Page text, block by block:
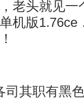
老头就见一
机版1.76ce
司其职有黑